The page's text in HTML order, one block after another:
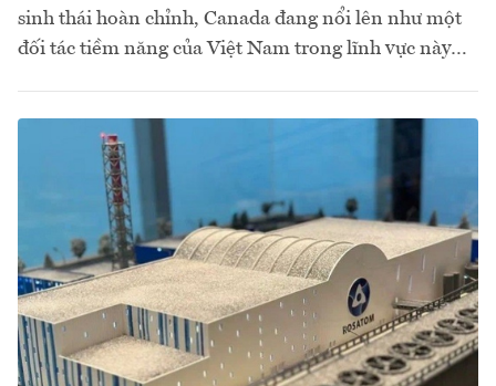
sinh thái hoàn chỉnh, Canada đang nổi lên như một
đối tác tiềm năng của Việt Nam trong lĩnh vực này…